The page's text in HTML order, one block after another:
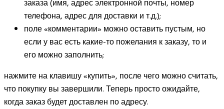
заказа (имя, адрес электронной почты, номер
телефона, адрес для доставки и т.д.);
поле «комментарии» можно оставить пустым, но
если у вас есть какие-то пожелания к заказу, то и
его можно заполнить;
нажмите на клавишу «купить», после чего можно считать,
что покупку вы завершили. Теперь просто ожидайте,
когда заказ будет доставлен по адресу.